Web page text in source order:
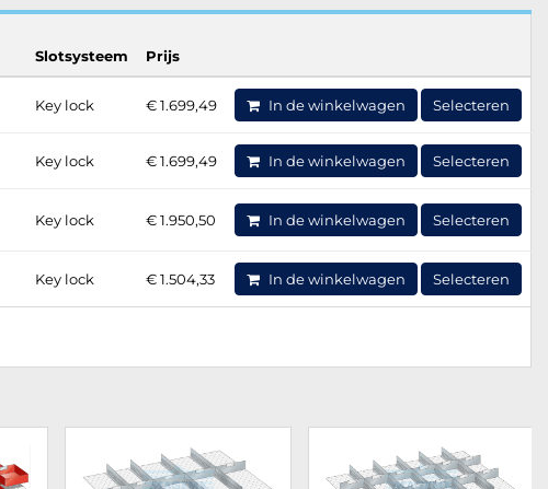
Slotsysteem Prijs
Key lock € 1.699,49 In de winkelwagen Selecteren
Key lock € 1.699,49 In de winkelwagen Selecteren
Key lock € 1.950,50 In de winkelwagen Selecteren
Key lock € 1.504,33 In de winkelwagen Selecteren